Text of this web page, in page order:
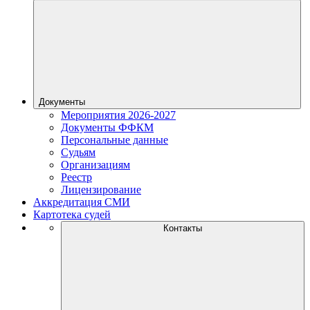
Документы
Мероприятия 2026-2027
Документы ФФКМ
Персональные данные
Судьям
Организациям
Реестр
Лицензирование
Аккредитация СМИ
Картотека судей
Контакты